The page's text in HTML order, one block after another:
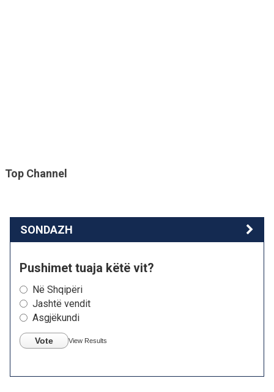
Top Channel
SONDAZH
Pushimet tuaja këtë vit?
Në Shqipëri
Jashtë vendit
Asgjëkundi
Vote View Results